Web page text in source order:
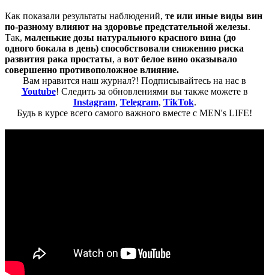
Как показали результаты наблюдений, те или иные виды вин
по-разному влияют на здоровье предстательной железы.
Так, маленькие дозы натурального красного вина (до
одного бокала в день) способствовали снижению риска
развития рака простаты, а вот белое вино оказывало
совершенно противоположное влияние.
Вам нравится наш журнал?! Подписывайтесь на нас в
Youtube! Следить за обновлениями вы также можете в
Instagram, Telegram, TikTok.
Будь в курсе всего самого важного вместе с MEN's LIFE!